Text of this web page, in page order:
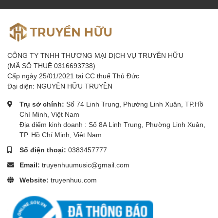
3. Đánh Giá Chuyên Sâu Rode NT2-A
3.1. Tính Linh Hoạt Của Micro 3 Hướng Thu
Khả năng chuyển đổiba hướng thu
một công cụ không thể thiếu trong studio:
Cardioid:Tối ưu cho thu giọng hát, podcast và các
nhạc cụ solo, tập trung vào nguồn âm chính.
Figure 8:
Lý tưởng cho thu âm phỏng vấn (hai người
(như M-S Stereo).
Omnidirectional:Hoàn hảo để thu âm môi trường,
âm đồng đều từ mọi phía.
CÔNG TY TNHH THƯƠNG MẠI DỊCH VỤ TRUYỀN HỮU
(MÃ SỐ THUẾ 0316693738)
Cấp ngày 25/01/2021 tại CC thuế Thủ Đức
Đại diện: NGUYỄN HỮU TRUYỀN
Trụ sở chính: Số 74 Linh Trung, Phường Linh Xuân, TP.Hồ
Chí Minh, Việt Nam
Địa điểm kinh doanh : Số 8A Linh Trung, Phường Linh Xuân,
TP. Hồ Chí Minh, Việt Nam
Số điện thoại: 0383457777
Email: truyenhuumusic@gmail.com
Website: truyenhuu.com